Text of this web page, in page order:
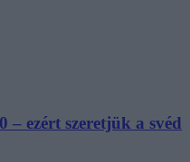
– ezért szeretjük a svéd